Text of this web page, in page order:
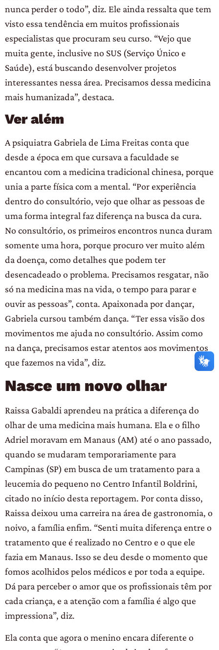
nunca perder o todo”, diz. Ele ainda ressalta que tem
visto essa tendência em muitos profissionais
especialistas que procuram seu curso. “Vejo que
muita gente, inclusive no SUS (Serviço Único e
Saúde), está buscando desenvolver projetos
interessantes nessa área. Precisamos dessa medicina
mais humanizada”, destaca.
Ver além
A psiquiatra Gabriela de Lima Freitas conta que
desde a época em que cursava a faculdade se
encantou com a medicina tradicional chinesa, porque
unia a parte física com a mental. “Por experiência
dentro do consultório, vejo que olhar as pessoas de
uma forma integral faz diferença na busca da cura.
No consultório, os primeiros encontros nunca duram
somente uma hora, porque procuro ver muito além
da doença, como detalhes que podem ter
desencadeado o problema. Precisamos resgatar, não
só na medicina mas na vida, o tempo para parar e
ouvir as pessoas”, conta. Apaixonada por dançar,
Gabriela cursou também dança. “Ter essa visão dos
movimentos me ajuda no consultório. Assim como
na dança, precisamos estar atentos aos movimentos
que fazemos na vida”, diz.
Nasce um novo olhar
Raissa Gabaldi aprendeu na prática a diferença do
olhar de uma medicina mais humana. Ela e o filho
Adriel moravam em Manaus (AM) até o ano passado,
quando se mudaram temporariamente para
Campinas (SP) em busca de um tratamento para a
leucemia do pequeno no Centro Infantil Boldrini,
citado no início desta reportagem. Por conta disso,
Raissa deixou uma carreira na área de gastronomia, o
noivo, a família enfim. “Senti muita diferença entre o
tratamento que é realizado no Centro e o que ele
fazia em Manaus. Isso se deu desde o momento que
fomos acolhidos pelos médicos e por toda a equipe.
Dá para perceber o amor que os profissionais têm por
cada criança, e a atenção com a família é algo que
impressiona”, diz.
Ela conta que agora o menino encara diferente o